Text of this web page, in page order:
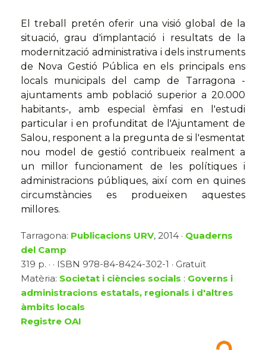
El treball pretén oferir una visió global de la
situació, grau d'implantació i resultats de la
modernització administrativa i dels instruments
de Nova Gestió Pública en els principals ens
locals municipals del camp de Tarragona -
ajuntaments amb població superior a 20.000
habitants-, amb especial èmfasi en l'estudi
particular i en profunditat de l'Ajuntament de
Salou, responent a la pregunta de si l'esmentat
nou model de gestió contribueix realment a
un millor funcionament de les polítiques i
administracions públiques, així com en quines
circumstàncies es produeixen aquestes
millores.
Tarragona: Publicacions URV, 2014 · Quaderns
del Camp
319 p. · · ISBN 978-84-8424-302-1 · Gratuït
Matèria: Societat i ciències socials : Governs i
administracions estatals, regionals i d'altres
àmbits locals
Registre OAI